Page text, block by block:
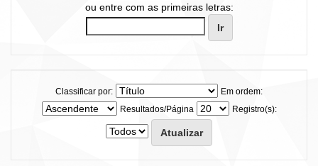
ou entre com as primeiras letras:
Classificar por:
Em ordem:
Resultados/Página
Registro(s):